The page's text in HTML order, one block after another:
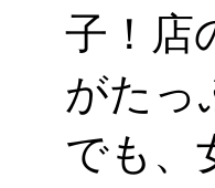
子！店
がたっ
でも、